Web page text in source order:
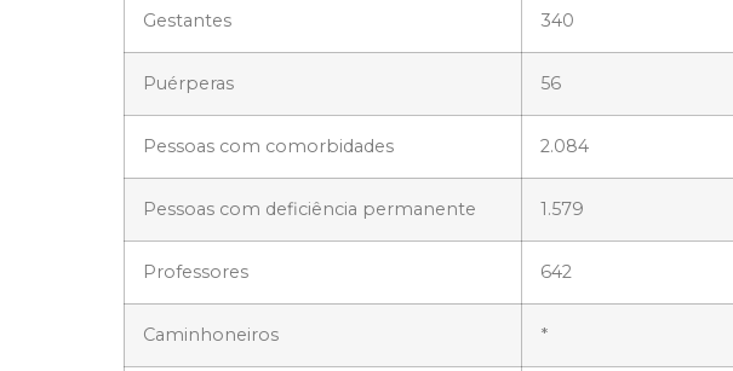
Gestantes 340
Puérperas 56
Pessoas com comorbidades 2.084
Pessoas com deficiência permanente 1.579
Professores 642
Caminhoneiros *